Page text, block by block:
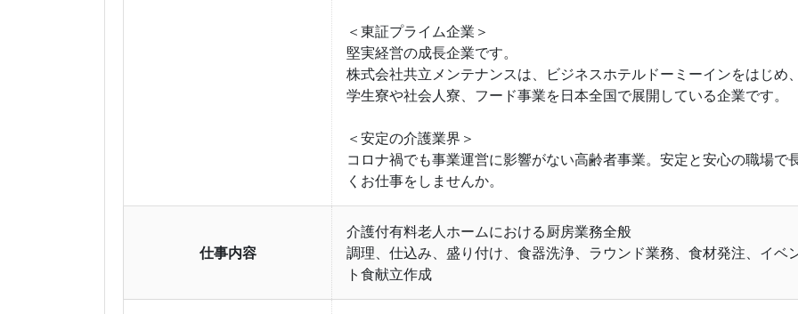
＜東証プライム企業＞
堅実経営の成長企業です。
株式会社共立メンテナンスは、ビジネスホテルドーミーインをはじめ、
学生寮や社会人寮、フード事業を日本全国で展開している企業です。
＜安定の介護業界＞
コロナ禍でも事業運営に影響がない高齢者事業。安定と安心の職場で
くお仕事をしませんか。
仕事内容
介護付有料老人ホームにおける厨房業務全般
調理、仕込み、盛り付け、食器洗浄、ラウンド業務、食材発注、イベ
ト食献立作成